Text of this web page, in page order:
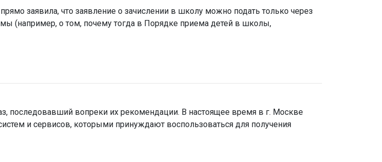
заявила, что заявление о зачислении в школу можно подать только через
(например, о том, почему тогда в Порядке приема детей в школы,
последовавший вопреки их рекомендации. В настоящее время в г. Москве
и сервисов, которыми принуждают воспользоваться для получения